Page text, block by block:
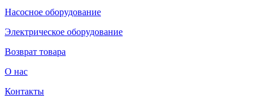
Насосное оборудование
Электрическое оборудование
Возврат товара
О нас
Контакты